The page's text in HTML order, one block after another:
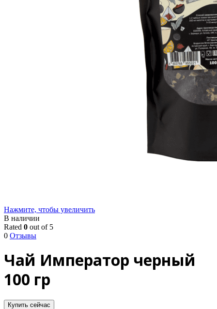
Нажмите, чтобы увеличить
В наличии
Rated 0 out of 5
0 Отзывы
Чай Император черный
100 гр
Купить сейчас